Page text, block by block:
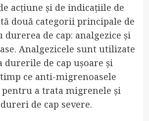
acțiune și de indicațiile de
două categorii principale de
de cap: analgezice și
Analgezicele sunt utilizate
de cap ușoare și
ce anti-migrenoasele
a trata migrenele și
de cap severe.